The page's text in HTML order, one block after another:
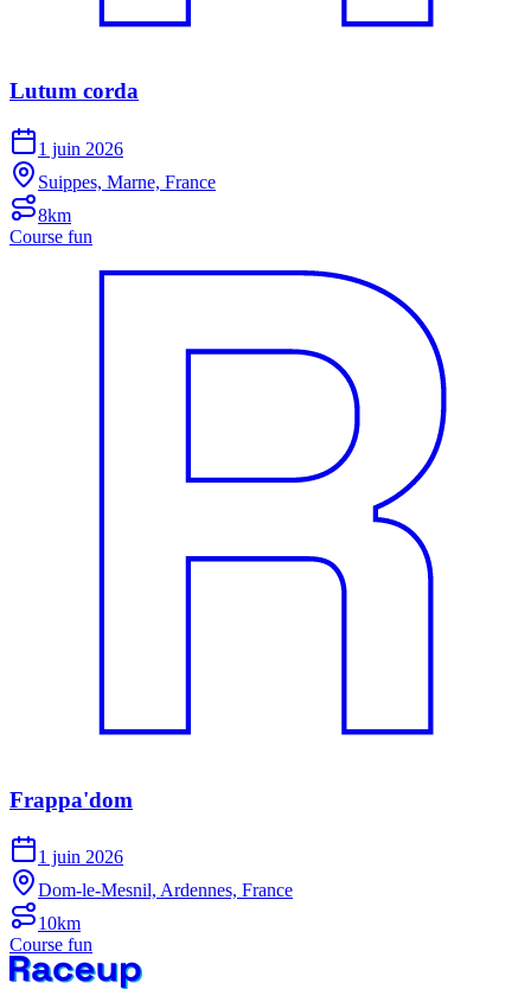
Lutum corda
1 juin 2026
Suippes, Marne, France
8km
Course fun
Frappa'dom
1 juin 2026
Dom-le-Mesnil, Ardennes, France
10km
Course fun